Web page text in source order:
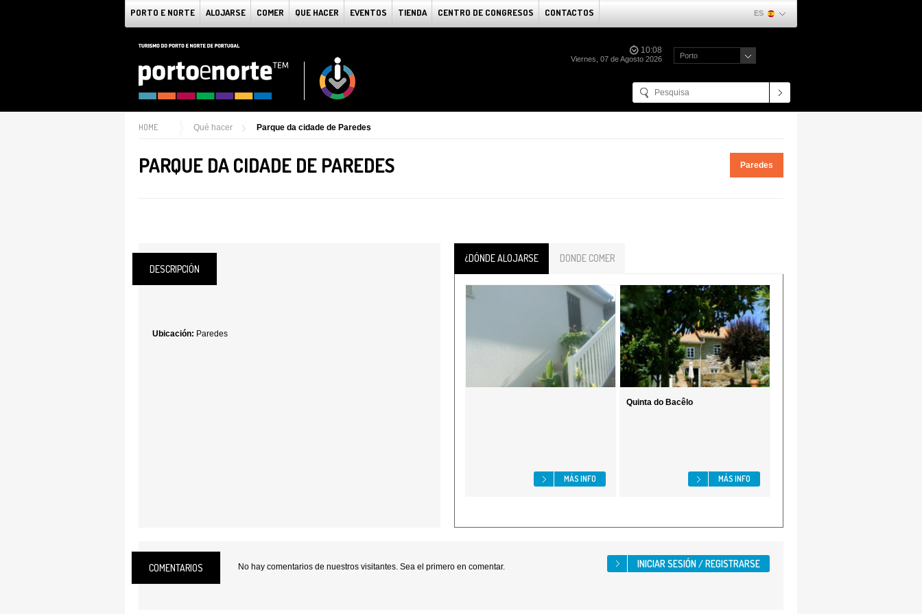
PORTO E NORTE ALOJARSE COMER QUE HACER EVENTOS TIENDA CENTRO DE CONGRESOS CONTACTOS ES
10:08
Viernes, 07 de Agosto 2026 Porto
HOME Qué hacer Parque da cidade de Paredes
PARQUE DA CIDADE DE PAREDES Paredes
DESCRIPCIÓN
Ubicación: Paredes
¿DÓNDE ALOJARSE DONDE COMER
MÁS INFO
Quinta do Bacêlo
MÁS INFO
COMENTARIOS No hay comentarios de nuestros visitantes. Sea el primero en comentar.